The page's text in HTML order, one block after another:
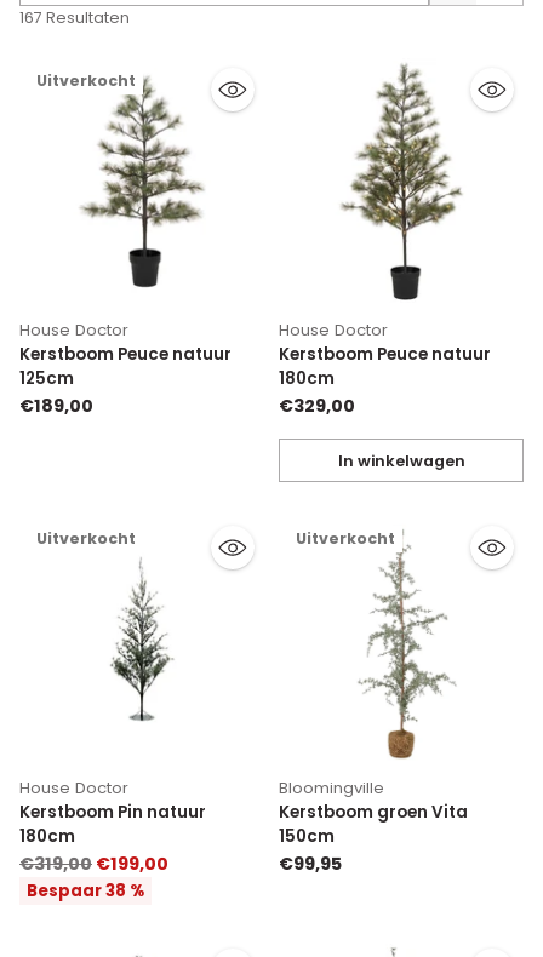
167 Resultaten
Uitverkocht
House Doctor
Kerstboom Peuce natuur
125cm
€189,00
House Doctor
Kerstboom Peuce natuur
180cm
€329,00
In winkelwagen
Hoeveelheid
Uitverkocht
House Doctor
Kerstboom Pin natuur
180cm
Normale
prijs
€319,00 €199,00
Bespaar 38 %
Uitverkocht
Bloomingville
Kerstboom groen Vita
150cm
€99,95